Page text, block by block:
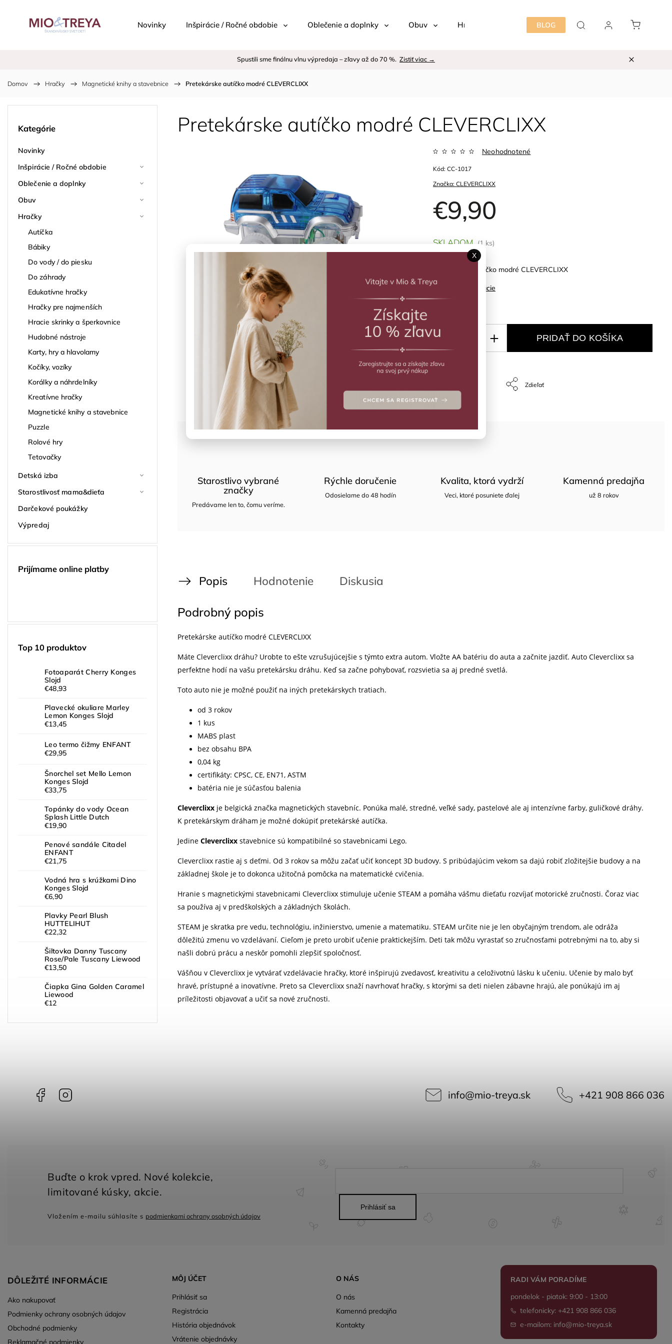
BLOG
Novinky Inšpirácie / Ročné obdobie Oblečenie a doplnky Obuv Hračky Detská izba Starostlivosť
Spustili sme finálnu vlnu výpredaja – zľavy až do 70 %. Zistiť viac →
Domov / Hračky / Magnetické knihy a stavebnice / Pretekárske autíčko modré CLEVERCLIXX
Kategórie
Novinky
Inšpirácie / Ročné obdobie
Oblečenie a doplnky
Obuv
Hračky
Autíčka
Bábiky
Do vody / do piesku
Do záhrady
Edukatívne hračky
Hračky pre najmenších
Hracie skrinky a šperkovnice
Hudobné nástroje
Karty, hry a hlavolamy
Kočíky, vozíky
Korálky a náhrdelníky
Kreatívne hračky
Magnetické knihy a stavebnice
Puzzle
Rolové hry
Tetovačky
Detská izba
Starostlivosť mama&dieťa
Darčekové poukážky
Výpredaj
Prijímame online platby
Top 10 produktov
Fotoaparát Cherry Konges
Slojd
€48,93
Plavecké okuliare Marley
Lemon Konges Slojd
€13,45
Leo termo čižmy ENFANT
€29,95
Šnorchel set Mello Lemon
Konges Slojd
€33,75
Topánky do vody Ocean
Splash Little Dutch
€19,90
Penové sandále Citadel
ENFANT
€21,75
Vodná hra s krúžkami Dino
Konges Slojd
€6,90
Plavky Pearl Blush
HUTTELIHUT
€22,32
Šiltovka Danny Tuscany
Rose/Pale Tuscany Liewood
€13,50
Čiapka Gina Golden Caramel
Liewood
€12
Pretekárske autíčko modré CLEVERCLIXX
Značka: CLEVERCLIXX
Neohodnotené
€9,90
Kód: CC-1017
Pretekárske autíčko modré CLEVERCLIXX
Detailné informácie
SKLADOM (1 ks)
PRIDAŤ DO KOŠÍKA
Zdieľať
Starostlivo vybrané
značky
Predávame len to, čomu veríme.
Rýchle doručenie
Odosielame do 48 hodín
Kvalita, ktorá vydrží
Veci, ktoré posuniete ďalej
Kamenná predajňa
už 8 rokov
Popis Hodnotenie Diskusia
Podrobný popis
Pretekárske autíčko modré CLEVERCLIXX
Máte Cleverclixx dráhu? Urobte to ešte vzrušujúcejšie s týmto extra autom. Vložte AA batériu do auta a začnite jazdiť. Auto Cleverclixx sa
perfektne hodí na vašu pretekársku dráhu. Keď sa začne pohybovať, rozsvietia sa aj predné svetlá.
Toto auto nie je možné použiť na iných pretekárskych tratiach.
od 3 rokov
1 kus
MABS plast
bez obsahu BPA
0,04 kg
certifikáty: CPSC, CE, EN71, ASTM
batéria nie je súčasťou balenia
Cleverclixx je belgická značka magnetických stavebníc. Ponúka malé, stredné, veľké sady, pastelové ale aj intenzívne farby, guličkové dráhy.
K pretekárskym dráham je možné dokúpiť pretekárské autíčka.
Jedine Cleverclixx stavebnice sú kompatibilné so stavebnicami Lego.
Cleverclixx rastie aj s deťmi. Od 3 rokov sa môžu začať učiť koncept 3D budovy. S pribúdajúcim vekom sa dajú robiť zložitejšie budovy a na
základnej škole je to dokonca užitočná pomôcka na matematické cvičenia.
Hranie s magnetickými stavebnicami Cleverclixx stimuluje učenie STEAM a pomáha vášmu dieťaťu rozvíjať motorické zručnosti. Čoraz viac
sa používa aj v predškolských a základných školách.
STEAM je skratka pre vedu, technológiu, inžinierstvo, umenie a matematiku. STEAM určite nie je len obyčajným trendom, ale odráža
dôležitú zmenu vo vzdelávaní. Cieľom je preto urobiť učenie praktickejším. Deti tak môžu vyrastať so zručnosťami potrebnými na to, aby si
našli dobrú prácu a neskôr pomohli zlepšiť spoločnosť.
Vášňou v Cleverclixx je vytvárať vzdelávacie hračky, ktoré inšpirujú zvedavosť, kreativitu a celoživotnú lásku k učeniu. Učenie by malo byť
hravé, prístupné a inovatívne. Preto sa Cleverclixx snaží navrhovať hračky, s ktorými sa deti nielen zábavne hrajú, ale ponúkajú im aj
príležitosti objavovať a učiť sa nové zručnosti.
Facebook info@mio-treya.sk +421 908 866 036
DÔLEŽITÉ INFORMÁCIE
Ako nakupovať
Podmienky ochrany osobných údajov
Obchodné podmienky
Reklamačné podmienky
MÔJ ÚČET
Prihlásiť sa
Registrácia
História objednávok
Vrátenie objednávky
Vložením e-mailu súhlasíte s podmienkami ochrany osobných údajov
Prihlásiť sa
O NÁS
O nás
Kamenná predajňa
Kontakty
RADI VÁM PORADÍME
pondelok - piatok: 9:00 - 13:00
telefonicky: +421 908 866 036
e-mailom: info@mio-treya.sk
X